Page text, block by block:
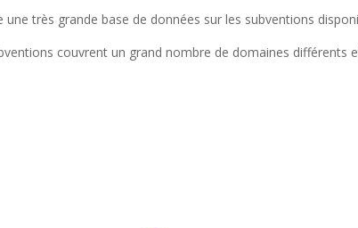
une très grande base de données sur les subventions
couvrent un grand nombre de domaines différents